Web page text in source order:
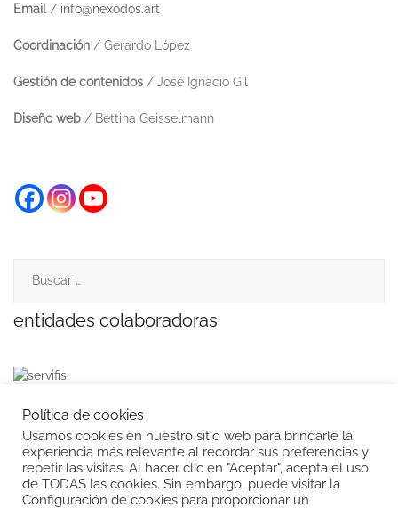
Email / info@nexodos.art
Coordinación / Gerardo López
Gestión de contenidos / José Ignacio Gil
Diseño web / Bettina Geisselmann
entidades colaboradoras
Política de privacidad
Política de cookies
Política de cookies
Usamos cookies en nuestro sitio web para brindarle la
experiencia más relevante al recordar sus preferencias y
repetir las visitas. Al hacer clic en "Aceptar", acepta el uso
de TODAS las cookies. Sin embargo, puede visitar la
Configuración de cookies para proporcionar un